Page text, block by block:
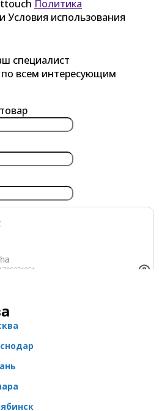
Политика
и Условия использования
специалист
по всем интересующим
данных